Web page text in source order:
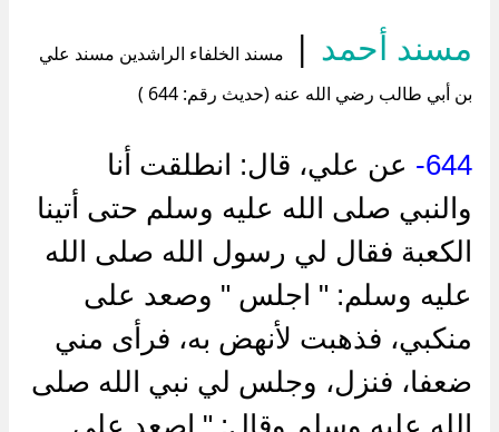
مسند أحمد |
مسند الخلفاء الراشدين مسند علي
بن أبي طالب رضي الله عنه (حديث رقم: 644 )
644-
عن علي، قال: انطلقت أنا
والنبي صلى الله عليه وسلم حتى أتينا
الكعبة فقال لي رسول الله صلى الله
عليه وسلم: " اجلس " وصعد على
منكبي، فذهبت لأنهض به، فرأى مني
ضعفا، فنزل، وجلس لي نبي الله صلى